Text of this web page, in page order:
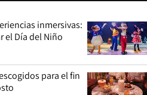
inmersivas:
el Día del Niño
para el fin